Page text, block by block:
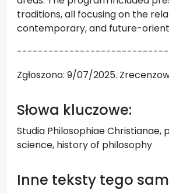
traditions, all focusing on the
contemporary, and future-
Zgłoszono: 9/07/2025.
Słowa kluczowe:
Studia Philosophiae
science, history of philosophy
Inne teksty tego